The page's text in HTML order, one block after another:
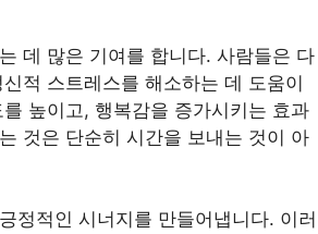
데 많은 기여를 합니다. 사람들은 다
적 스트레스를 해소하는 데 도움이
높이고, 행복감을 증가시키는 효과
것은 단순히 시간을 보내는 것이 아
정적인 시너지를 만들어냅니다. 이러